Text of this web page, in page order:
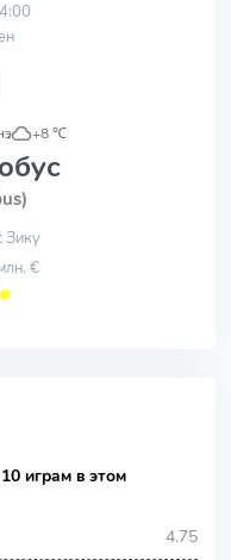
, +8 ℃
Зику
€
⬤
играм в этом
4.75